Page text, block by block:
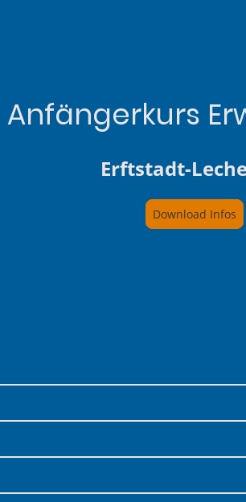
Anfängerkurs
Erftstadt-
Download Infos